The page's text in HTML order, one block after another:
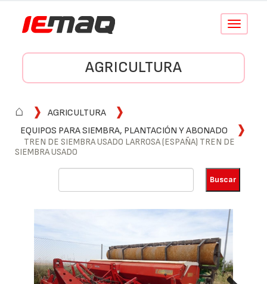
Conmutar
AGRICULTURA
⌂
AGRICULTURA
EQUIPOS PARA SIEMBRA, PLANTACIÓN Y ABONADO
TREN DE SIEMBRA USADO LARROSA (ESPAÑA) TREN DE
SIEMBRA USADO